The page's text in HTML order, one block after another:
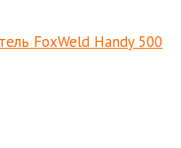
FoxWeld Handy 500